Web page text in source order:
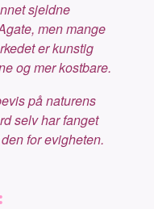
sjeldne
men mange
er kunstig
og mer kostbare.
på naturens
selv har fanget
for evigheten.